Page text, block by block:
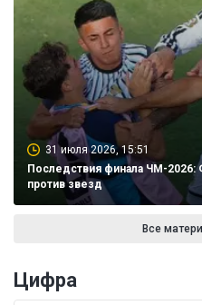
31 июля 2026, 15:51
Последствия финала ЧМ-2026:
против звезд
Все
Цифра